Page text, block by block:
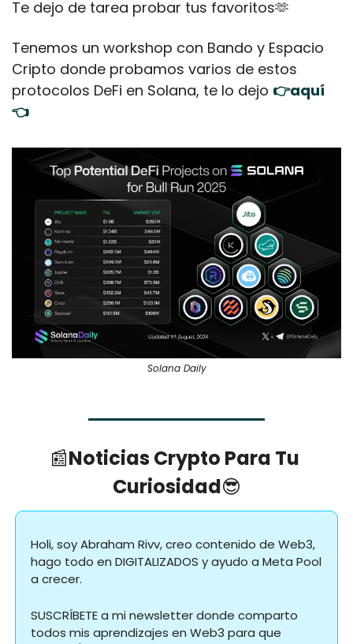
Te dejo de tarea probar tus favoritos🫶
Tenemos un workshop con Bando y Espacio
Cripto donde probamos varios de estos
protocolos DeFi en Solana, te lo dejo 👉aquí
👈
Solana Daily
📰Noticias Crypto Para Tu
Curiosidad😎
Holi, soy Abraham Rivv, creo contenido de Web3,
hago todo en DIGITALIZADOS y ayudo a Meta Pool
a crecer.
SUSCRÍBETE a mi newsletter donde comparto
todos mis aprendizajes en Web3 para que